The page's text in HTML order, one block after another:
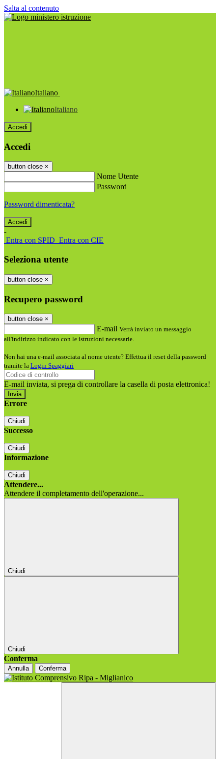
Salta al contenuto
Italiano
Italiano
Accedi
Accedi
button close ×
Nome Utente
Password
Password dimenticata?
-
Entra con SPID Entra con CIE
Seleziona utente
button close ×
Recupero password
button close ×
E-mail Verrà inviato un messaggio
all'indirizzo indicato con le istruzioni necessarie.
Non hai una e-mail associata al nome utente? Effettua il reset della password
tramite la Login Spaggiari
E-mail inviata, si prega di controllare la casella di posta elettronica!
Errore
Chiudi
Successo
Chiudi
Informazione
Chiudi
Attendere...
Attendere il completamento dell'operazione...
Chiudi
Chiudi
Conferma
Annulla Conferma